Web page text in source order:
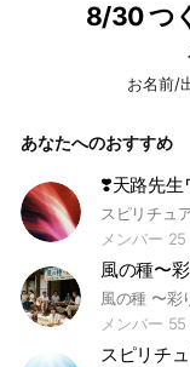
8/30 つ
お名前/
あなたへのおすすめ
❣️天路先生
メンバー 25
風の種〜
メンバー 55
スピリチ